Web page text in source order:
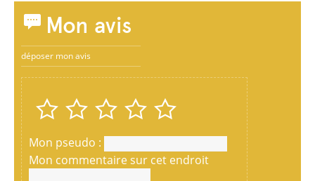
Mon avis
déposer mon avis
Mon pseudo :
Mon commentaire sur cet endroit